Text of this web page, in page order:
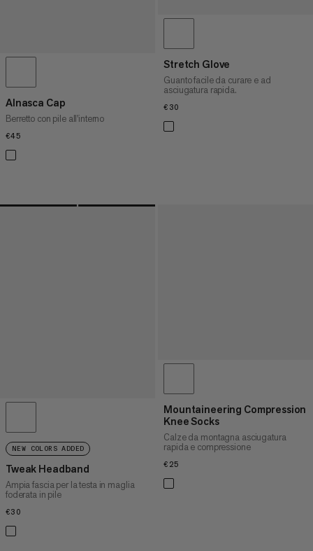
Alnasca Cap
Berretto con pile all'interno
€45
Stretch Glove
Guanto facile da curare e ad
asciugatura rapida.
€30
NEW COLORS ADDED
Tweak Headband
Ampia fascia per la testa in maglia
foderata in pile
€30
Mountaineering Compression
Knee Socks
Calze da montagna asciugatura
rapida e compressione
€25